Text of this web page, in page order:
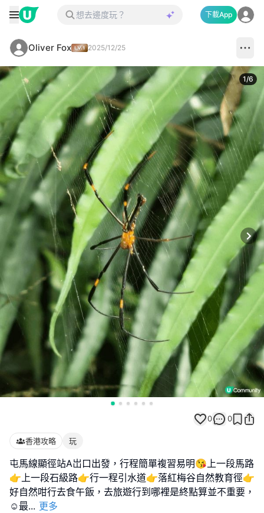
下載App
Oliver Fox 2025/12/25
1/6
0 0
香港攻略 玩
屯馬線顯徑站A岀口出發，行程簡單複習易明😘上一段馬路
👉上一段石級路👉行一程引水道👉落紅梅谷自然教育徑👉
好自然咁行去食午飯，去旅遊行到哪裡是終點算並不重要，
☺️最... 更多